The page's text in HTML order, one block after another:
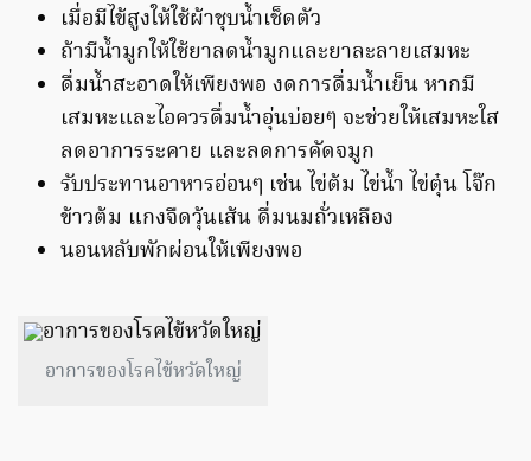
เมื่อมีไข้สูงให้ใช้ผ้าชุบน้ำเช็ดตัว
ถ้ามีน้ำมูกให้ใช้ยาลดน้ำมูกและยาละลายเสมหะ
ดื่มน้ำสะอาดให้เพียงพอ งดการดื่มน้ำเย็น หากมี
เสมหะและไอควรดื่มน้ำอุ่นบ่อยๆ จะช่วยให้เสมหะใส
ลดอาการระคาย และลดการคัดจมูก
รับประทานอาหารอ่อนๆ เช่น ไข่ต้ม ไข่น้ำ ไข่ตุ๋น โจ๊ก
ข้าวต้ม แกงจืดวุ้นเส้น ดื่มนมถั่วเหลือง
นอนหลับพักผ่อนให้เพียงพอ
อาการของโรคไข้หวัดใหญ่